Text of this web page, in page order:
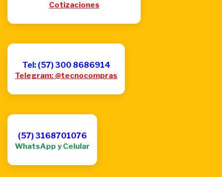
Cotizaciones
Tel: (57) 300 8686914
Telegram: @tecnocompras
(57) 3168701076
WhatsApp y Celular